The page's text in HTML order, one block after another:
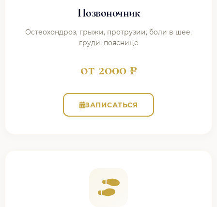
Позвоночник
Остеохондроз, грыжи, протрузии, боли в шее,
груди, пояснице
от 2000 ₽
ЗАПИСАТЬСЯ